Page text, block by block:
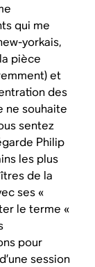
qui me
yorkais,
pièce
et
des
ne souhaite
sentez
Philip
les plus
de la
ses «
le terme «
pour
session